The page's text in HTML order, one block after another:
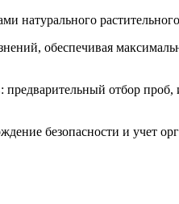
натурального
обеспечивая
предварительный отбор
безопасности и учет